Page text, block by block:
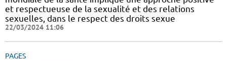
et respectueuse de la sexualité et des relations
sexuelles, dans le respect des droits sexue
22/03/2024 11:06
PAGES